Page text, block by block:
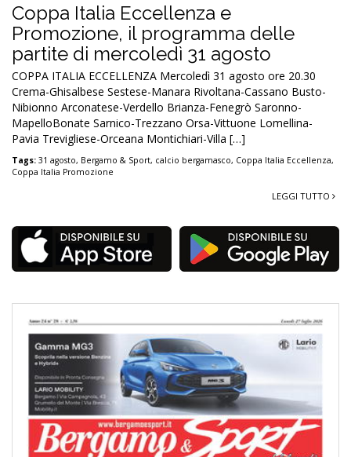
Coppa Italia Eccellenza e
Promozione, il programma delle
partite di mercoledì 31 agosto
COPPA ITALIA ECCELLENZA Mercoledì 31 agosto ore 20.30
Crema-Ghisalbese Sestese-Manara Rivoltana-Cassano Busto-
Nibionno Arconatese-Verdello Brianza-Fenegrò Saronno-
MapelloBonate Sarnico-Trezzano Orsa-Vittuone Lomellina-
Pavia Trevigliese-Orceana Montichiari-Villa […]
Tags: 31 agosto, Bergamo & Sport, calcio bergamasco, Coppa Italia Eccellenza,
Coppa Italia Promozione
LEGGI TUTTO